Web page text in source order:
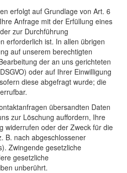
erfolgt auf Grundlage von Art. 6
Anfrage mit der Erfüllung eines
zur Durchführung
erforderlich ist. In allen übrigen
auf unserem berechtigten
der an uns gerichteten
oder auf Ihrer Einwilligung
diese abgefragt wurde; die
übersandten Daten
zur Löschung auffordern, Ihre
widerrufen oder der Zweck für die
B. nach abgeschlossener
Zwingende gesetzliche
gesetzliche
unberührt.